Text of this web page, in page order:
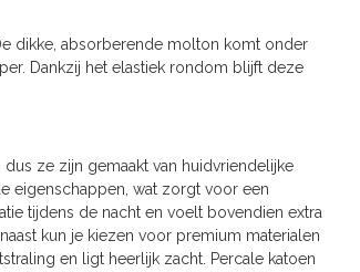
dikke, absorberende molton komt onder
Dankzij het elastiek rondom blijft deze
ze zijn gemaakt van huidvriendelijke
eigenschappen, wat zorgt voor een
tijdens de nacht en voelt bovendien extra
kun je kiezen voor premium materialen
en ligt heerlijk zacht. Percale katoen